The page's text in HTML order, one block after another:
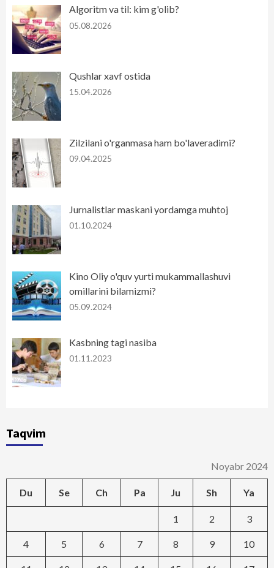
Algoritm va til: kim g'olib?
05.08.2026
Qushlar xavf ostida
15.04.2026
Zilzilani o'rganmasa ham bo'laveradimi?
09.04.2025
Jurnalistlar maskani yordamga muhtoj
01.10.2024
Kino Oliy o'quv yurti mukammallashuvi
omillarini bilamizmi?
05.09.2024
Kasbning tagi nasiba
01.11.2023
Taqvim
Noyabr 2024
Du Se Ch Pa Ju Sh Ya
1 2 3
4 5 6 7 8 9 10